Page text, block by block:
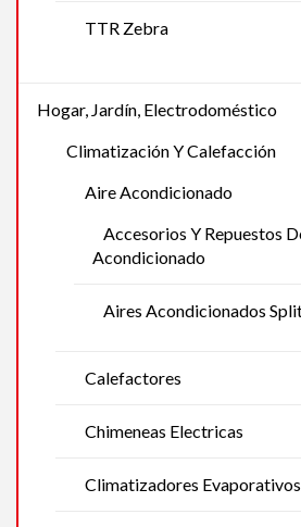
TTR Zebra
Hogar, Jardín, Electrodoméstico
Climatización Y Calefacción
Aire Acondicionado
Accesorios Y Repuestos
Acondicionado
Aires Acondicionados
Calefactores
Chimeneas Electricas
Climatizadores Evaporativos